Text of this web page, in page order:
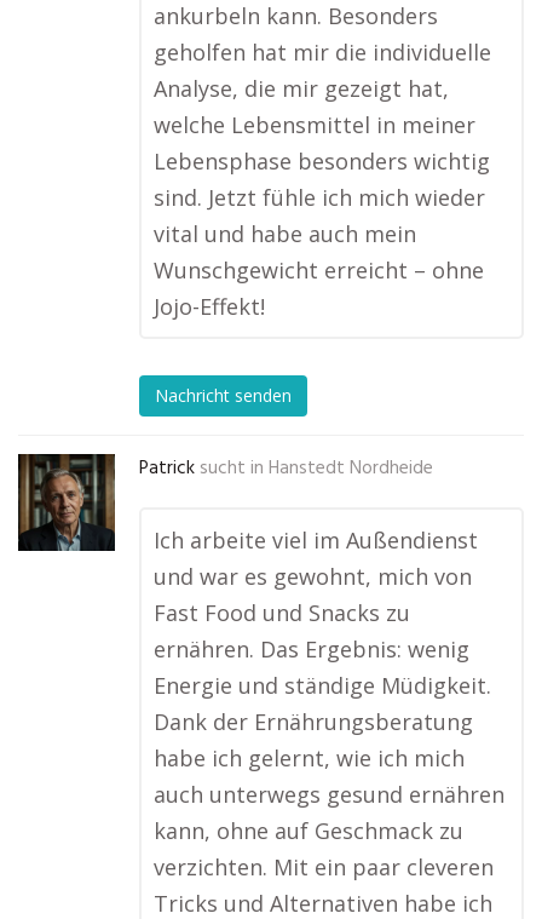
ankurbeln kann. Besonders
geholfen hat mir die individuelle
Analyse, die mir gezeigt hat,
welche Lebensmittel in meiner
Lebensphase besonders wichtig
sind. Jetzt fühle ich mich wieder
vital und habe auch mein
Wunschgewicht erreicht – ohne
Jojo-Effekt!
Nachricht senden
Patrick sucht in Hanstedt Nordheide
Ich arbeite viel im Außendienst
und war es gewohnt, mich von
Fast Food und Snacks zu
ernähren. Das Ergebnis: wenig
Energie und ständige Müdigkeit.
Dank der Ernährungsberatung
habe ich gelernt, wie ich mich
auch unterwegs gesund ernähren
kann, ohne auf Geschmack zu
verzichten. Mit ein paar cleveren
Tricks und Alternativen habe ich